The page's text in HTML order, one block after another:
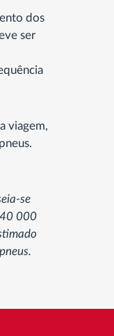
dos
ser
viagem,
se
000